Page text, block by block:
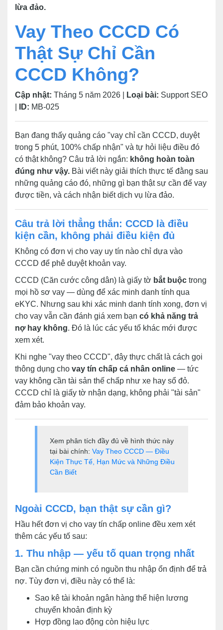
lừa đảo.
Vay Theo CCCD Có
Thật Sự Chỉ Cần
CCCD Không?
Cập nhật: Tháng 5 năm 2026 | Loại bài: Support SEO
ID: MB-025
Bạn đang thấy quảng cáo "vay chỉ cần CCCD, duyệt
trong 5 phút, 100% chấp nhận" và tự hỏi liệu điều đó
có thật không? Câu trả lời ngắn: không hoàn toàn
đúng như vậy. Bài viết này giải thích thực tế đằng sau
những quảng cáo đó, những gì bạn thật sự cần để vay
được tiền, và cách nhận biết dịch vụ lừa đảo.
Câu trả lời thẳng thắn: CCCD là điều
kiện cần, không phải điều kiện đủ
Không có đơn vị cho vay uy tín nào chỉ dựa vào
CCCD để phê duyệt khoản vay.
CCCD (Căn cước công dân) là giấy tờ bắt buộc trong
mọi hồ sơ vay — dùng để xác minh danh tính qua
eKYC. Nhưng sau khi xác minh danh tính xong, đơn vị
cho vay vẫn cần đánh giá xem bạn có khả năng trả
nợ hay không. Đó là lúc các yếu tố khác mới được
xem xét.
Khi nghe "vay theo CCCD", đây thực chất là cách gọi
thông dụng cho vay tín chấp cá nhân online — tức
vay không cần tài sản thế chấp như xe hay sổ đỏ.
CCCD chỉ là giấy tờ nhận dạng, không phải "tài sản"
đảm bảo khoản vay.
Xem phân tích đầy đủ về hình thức này
tại bài chính: Vay Theo CCCD — Điều
Kiện Thực Tế, Hạn Mức và Những Điều
Cần Biết
Ngoài CCCD, bạn thật sự cần gì?
Hầu hết đơn vị cho vay tín chấp online đều xem xét
thêm các yếu tố sau:
1. Thu nhập — yếu tố quan trọng nhất
Bạn cần chứng minh có nguồn thu nhập ổn định để trả
nợ. Tùy đơn vị, điều này có thể là:
Sao kê tài khoản ngân hàng thể hiện lương
chuyển khoản định kỳ
Hợp đồng lao động còn hiệu lực